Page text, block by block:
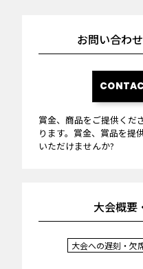
お問い合わ
賞金、商品をご提供くだ
ります。賞金、賞品を提
いただけませんか?
大会概要
大会への遅刻・欠